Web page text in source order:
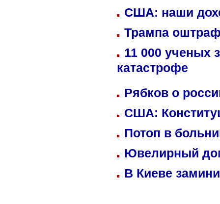
США: наши
Трампа
11 000 ученых
катастрофе
Рябков о
США:
Потоп в
Ювелирный
В Киеве